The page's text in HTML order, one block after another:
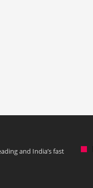
and India’s fast